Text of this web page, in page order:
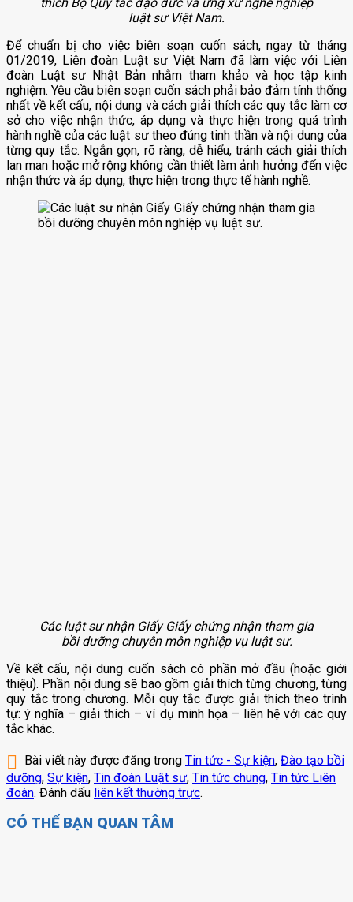
luật sư Việt Nam.
Để chuẩn bị cho việc biên soạn cuốn sách, ngay từ tháng
01/2019, Liên đoàn Luật sư Việt Nam đã làm việc với Liên
đoàn Luật sư Nhật Bản nhằm tham khảo và học tập kinh
nghiệm. Yêu cầu biên soạn cuốn sách phải bảo đảm tính thống
nhất về kết cấu, nội dung và cách giải thích các quy tắc làm cơ
sở cho việc nhận thức, áp dụng và thực hiện trong quá trình
hành nghề của các luật sư theo đúng tinh thần và nội dung của
từng quy tắc. Ngắn gọn, rõ ràng, dễ hiểu, tránh cách giải thích
lan man hoặc mở rộng không cần thiết làm ảnh hưởng đến việc
nhận thức và áp dụng, thực hiện trong thực tế hành nghề.
Các luật sư nhận Giấy Giấy chứng nhận tham gia
bồi dưỡng chuyên môn nghiệp vụ luật sư.
Về kết cấu, nội dung cuốn sách có phần mở đầu (hoặc giới
thiệu). Phần nội dung sẽ bao gồm giải thích từng chương, từng
quy tắc trong chương. Mỗi quy tắc được giải thích theo trình
tự: ý nghĩa – giải thích – ví dụ minh họa – liên hệ với các quy
tắc khác.
Bài viết này được đăng trong Tin tức - Sự kiện, Đào tạo bồi
dưỡng, Sự kiện, Tin đoàn Luật sư, Tin tức chung, Tin tức Liên
đoàn. Đánh dấu liên kết thường trực.
CÓ THỂ BẠN QUAN TÂM